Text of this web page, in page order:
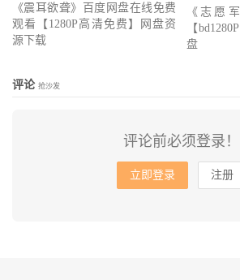
《震耳欲聋》百度网盘在线免费
观看【1280P高清免费】网盘资
源下载
《志愿
【
盘
评论 抢沙发
评论前必须登录！
立即登录 注册